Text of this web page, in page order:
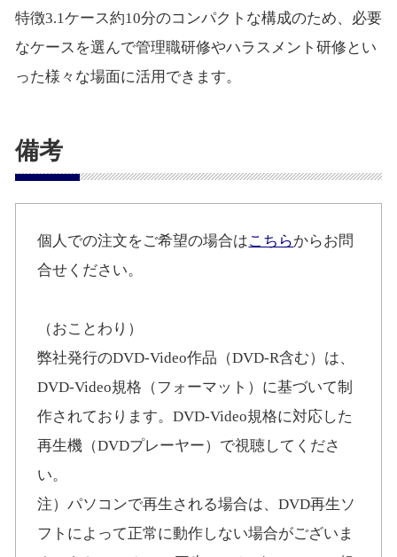
特徴3.1ケース約10分のコンパクトな構成のため、必要
なケースを選んで管理職研修やハラスメント研修とい
った様々な場面に活用できます。
備考
個人での注文をご希望の場合はこちらからお問
合せください。
（おことわり）
弊社発行のDVD-Video作品（DVD-R含む）は、
DVD-Video規格（フォーマット）に基づいて制
作されております。DVD-Video規格に対応した
再生機（DVDプレーヤー）で視聴してくださ
い。
注）パソコンで再生される場合は、DVD再生ソ
フトによって正常に動作しない場合がございま